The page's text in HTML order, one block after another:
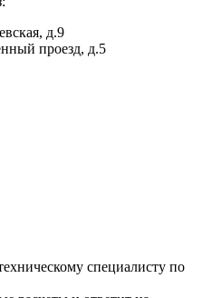
д.9
проезд, д.5
специалисту по